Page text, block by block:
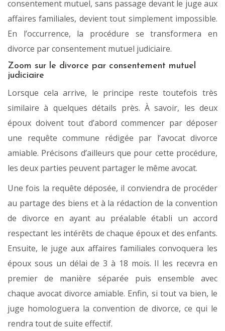
consentement mutuel, sans passage devant le juge aux
affaires familiales, devient tout simplement impossible.
En l’occurrence, la procédure se transformera en
divorce par consentement mutuel judiciaire.
Zoom sur le divorce par consentement mutuel
judiciaire
Lorsque cela arrive, le principe reste toutefois très
similaire à quelques détails près. À savoir, les deux
époux doivent tout d’abord commencer par déposer
une requête commune rédigée par l’avocat divorce
amiable. Précisons d’ailleurs que pour cette procédure,
les deux parties peuvent partager le même avocat.
Une fois la requête déposée, il conviendra de procéder
au partage des biens et à la rédaction de la convention
de divorce en ayant au préalable établi un accord
respectant les intérêts de chaque époux et des enfants.
Ensuite, le juge aux affaires familiales convoquera les
époux sous un délai de 3 à 18 mois. Il les recevra en
premier de manière séparée puis ensemble avec
chaque avocat divorce amiable. Enfin, si tout va bien, le
juge homologuera la convention de divorce, ce qui le
rendra tout de suite effectif.